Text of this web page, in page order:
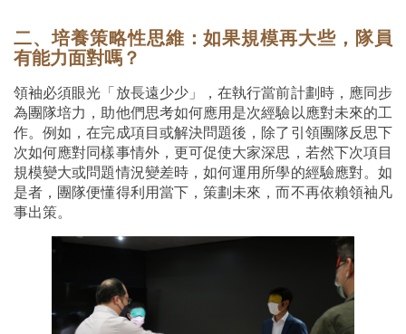
二、培養策略性思維：如果規模再大些，隊員
有能力面對嗎？
領袖必須眼光「放長遠少少」，在執行當前計劃時，應同步
為團隊培力，助他們思考如何應用是次經驗以應對未來的工
作。例如，在完成項目或解決問題後，除了引領團隊反思下
次如何應對同樣事情外，更可促使大家深思，若然下次項目
規模變大或問題情況變差時，如何運用所學的經驗應對。如
是者，團隊便懂得利用當下，策劃未來，而不再依賴領袖凡
事出策。